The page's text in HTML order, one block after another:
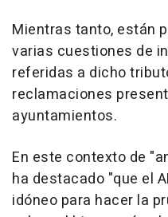
Mientras tanto, están
varias cuestiones de
referidas a dicho
reclamaciones
ayuntamientos.
En este contexto de
ha destacado "que el
idóneo para hacer la